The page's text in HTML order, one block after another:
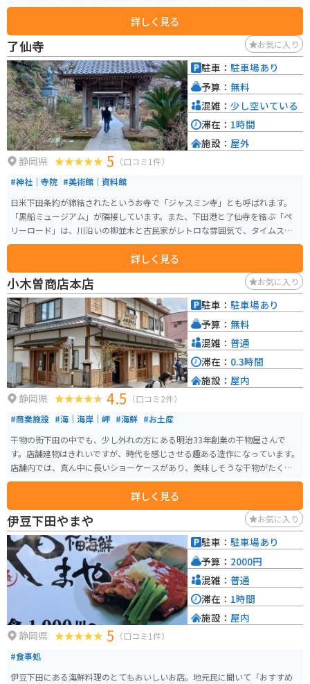
で、準備も楽々。有料温水シャワーも完備されてます。
詳しく見る
了仙寺 お気に入り
静岡県 5 （口コミ1件）
#神社｜寺院 #美術館｜資料館
日米下田条約が締結されたというお寺で「ジャスミン寺」とも呼ばれます。
「黒船ミュージアム」が隣接しています。また、下田港と了仙寺を結ぶ「ペ
リーロード」は、川沿いの柳並木と古民家がレトロな雰囲気で、タイムスリ
ップしたような感覚を味わえます。
詳しく見る
駐車： 駐車場あり
予算： 無料
混雑： 少し空いている
滞在： 1時間
施設： 屋外
小木曽商店本店 お気に入り
静岡県 4.5 （口コミ2件）
#商業施設 #海｜海岸｜岬 #海鮮 #お土産
干物の街下田の中でも、少し外れの方にある明治33年創業の干物屋さんで
す。店舗建物はきれいですが、時代を感じさせる趣ある造作になっています。
店舗内では、真ん中に長いショーケースがあり、美味しそうな干物がたくさ
ん並んでいます。
詳しく見る
駐車： 駐車場あり
予算： 無料
混雑： 普通
滞在： 0.3時間
施設： 屋内
伊豆下田やまや お気に入り
静岡県 5 （口コミ1件）
#食事処
伊豆下田にある海鮮料理のとてもおいしいお店。地元民に聞いて「おすすめ
駐車： 駐車場あり
予算： 2000円
混雑： 普通
滞在： 1時間
施設： 屋内